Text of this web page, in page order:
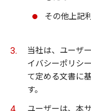
その他上記
当社は、ユーザ
イバシーポリシ
て定める文書に
す。
ユーザーは、本